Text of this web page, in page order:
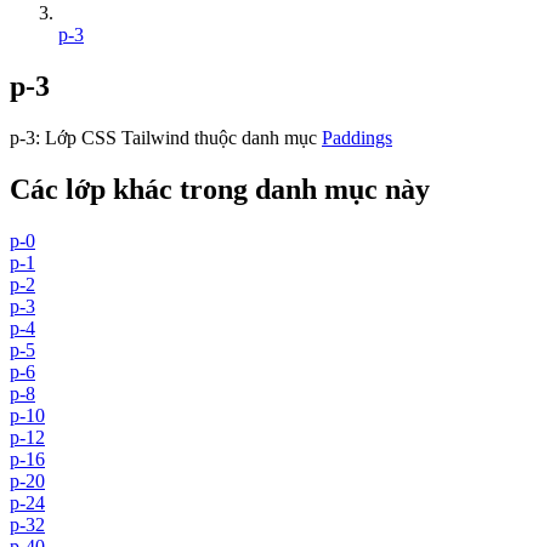
p-3
p-3
p-3: Lớp CSS Tailwind thuộc danh mục Paddings
Các lớp khác trong danh mục này
p-0
p-1
p-2
p-3
p-4
p-5
p-6
p-8
p-10
p-12
p-16
p-20
p-24
p-32